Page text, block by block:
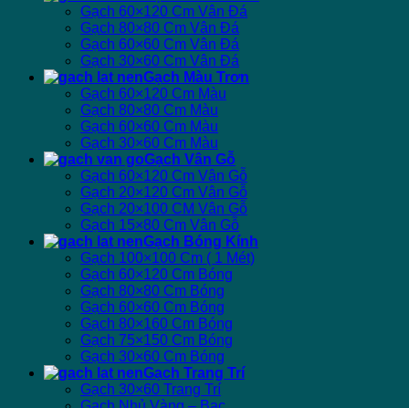
Gạch 60×120 Cm Vân Đá
Gạch 80×80 Cm Vân Đá
Gạch 60×60 Cm Vân Đá
Gạch 30×60 Cm Vân Đá
Gạch Màu Trơn
Gạch 60×120 Cm Màu
Gạch 80×80 Cm Màu
Gạch 60×60 Cm Màu
Gạch 30×60 Cm Màu
Gạch Vân Gỗ
Gạch 60×120 Cm Vân Gỗ
Gạch 20×120 Cm Vân Gỗ
Gạch 20×100 CM Vân Gỗ
Gạch 15×80 Cm Vân Gỗ
Gạch Bóng Kính
Gạch 100×100 Cm ( 1 Mét)
Gạch 60×120 Cm Bóng
Gạch 80×80 Cm Bóng
Gạch 60×60 Cm Bóng
Gạch 80×160 Cm Bóng
Gạch 75×150 Cm Bóng
Gạch 30×60 Cm Bóng
Gạch Trang Trí
Gạch 30×60 Trang Trí